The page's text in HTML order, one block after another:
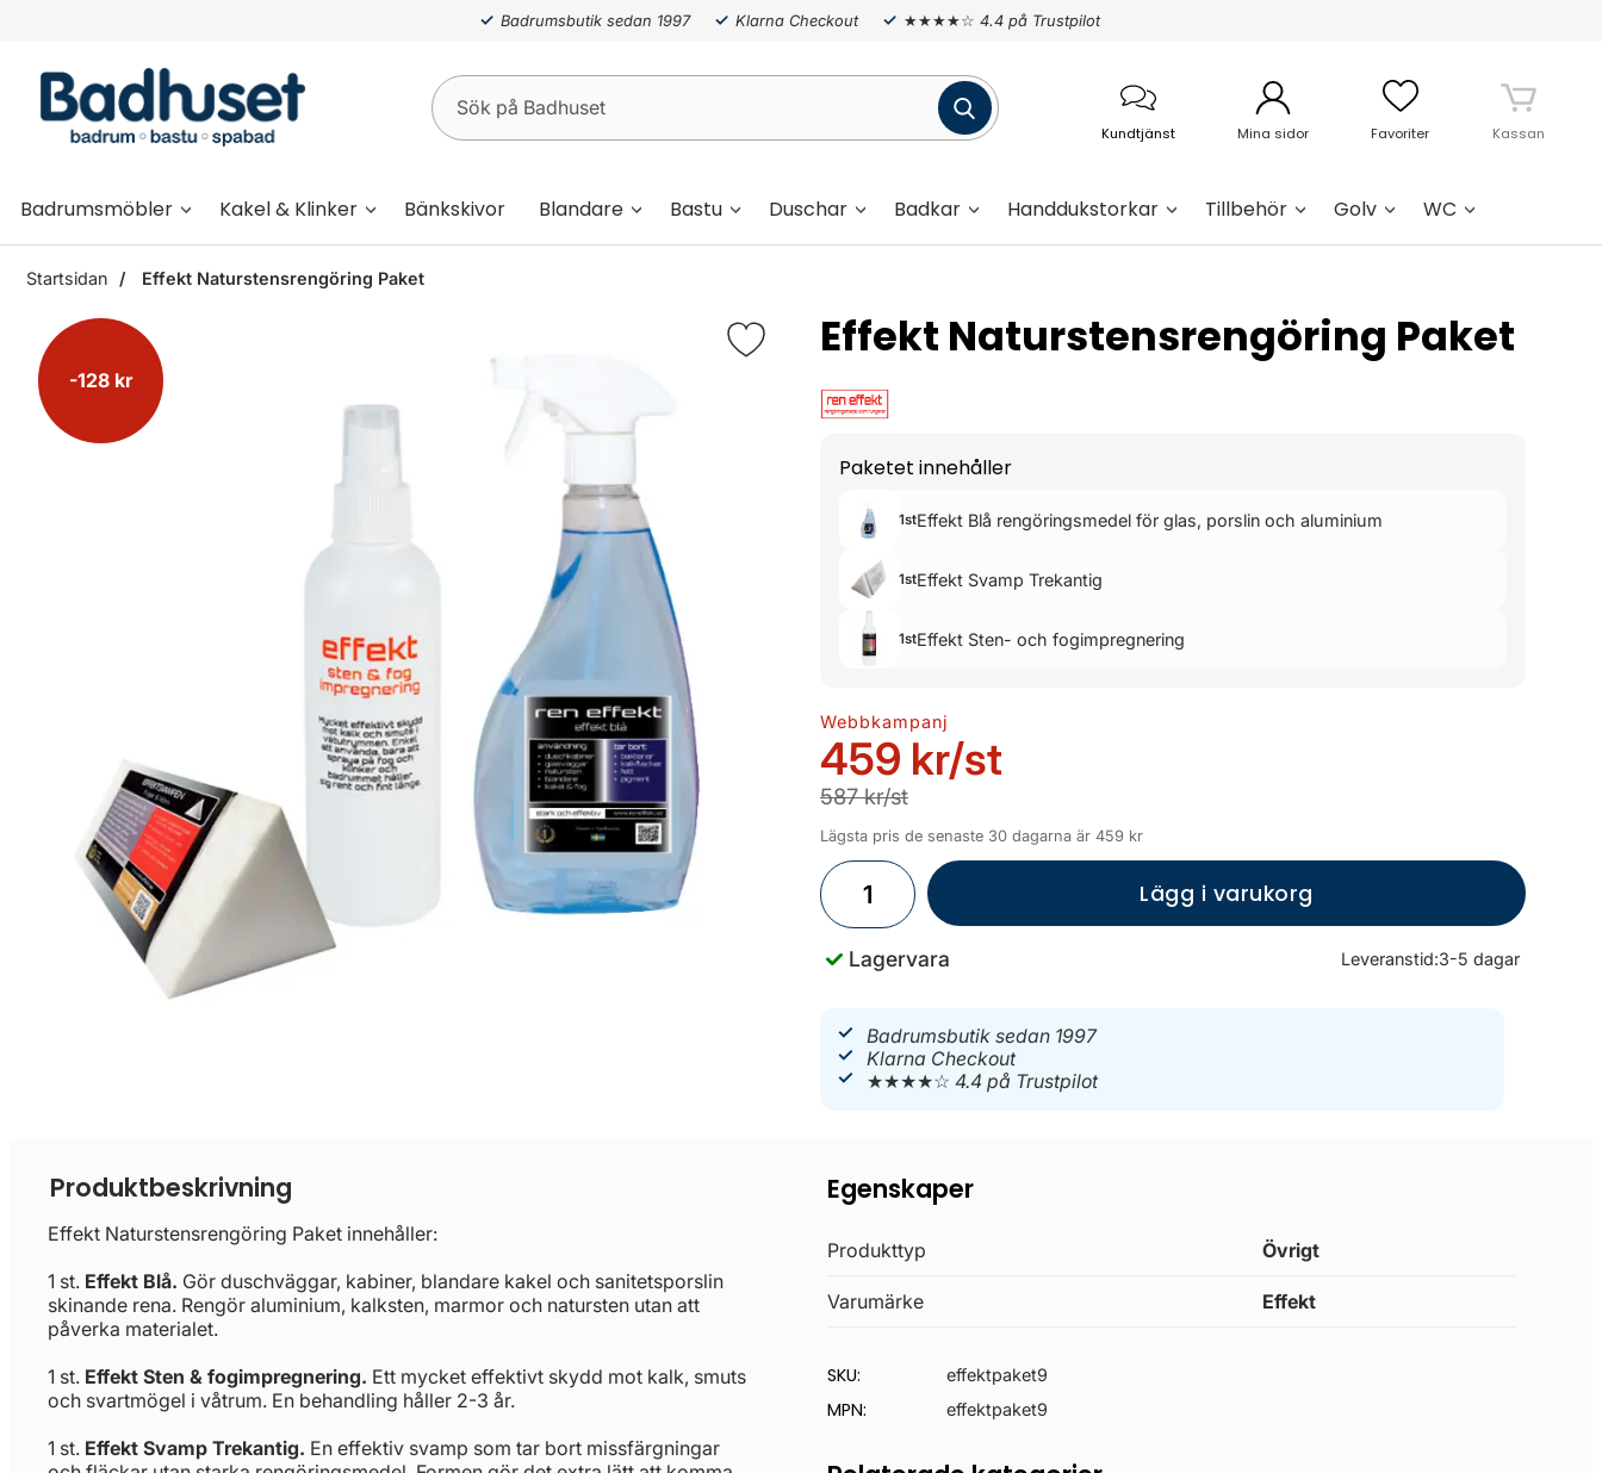
Badrumsbutik sedan 1997 Klarna Checkout ★★★★☆ 4.4 på Trustpilot
Kundtjänst Mina sidor Favoriter Kassan
Badrumsmöbler Kakel & Klinker Bänkskivor Blandare Bastu Duschar Badkar Handdukstorkar Tillbehör Golv WC
Startsidan Effekt Naturstensrengöring Paket
-128 kr
Effekt Naturstensrengöring Paket
Paketet innehåller
1stEffekt Blå rengöringsmedel för glas, porslin och aluminium
1stEffekt Svamp Trekantig
1stEffekt Sten- och fogimpregnering
Webbkampanj
459 kr/st
587 kr/st
Lägsta pris de senaste 30 dagarna är 459 kr
Lägg i varukorg
Lagervara Leveranstid:3-5 dagar
Badrumsbutik sedan 1997
Klarna Checkout
★★★★☆4.4 på Trustpilot
Produktbeskrivning
Effekt Naturstensrengöring Paket innehåller:
1 st. Effekt Blå. Gör duschväggar, kabiner, blandare kakel och sanitetsporslin
skinande rena. Rengör aluminium, kalksten, marmor och natursten utan att
påverka materialet.
1 st. Effekt Sten & fogimpregnering. Ett mycket effektivt skydd mot kalk, smuts
och svartmögel i våtrum. En behandling håller 2-3 år.
1 st. Effekt Svamp Trekantig. En effektiv svamp som tar bort missfärgningar
Egenskaper
Produkttyp Övrigt
Varumärke Effekt
SKU: effektpaket9
MPN: effektpaket9